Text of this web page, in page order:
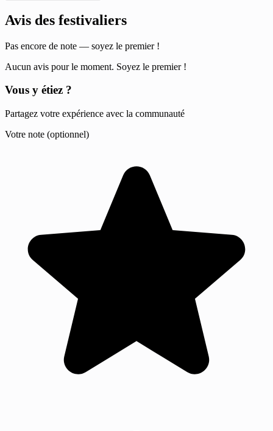
Avis des festivaliers
Pas encore de note — soyez le premier !
Aucun avis pour le moment. Soyez le premier !
Vous y étiez ?
Partagez votre expérience avec la communauté
Votre note (optionnel)